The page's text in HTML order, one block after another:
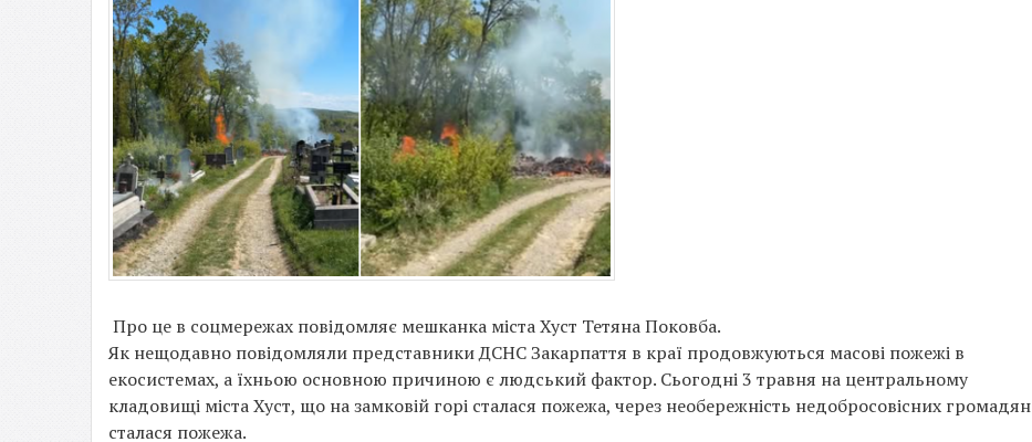
Про це в соцмережах повідомляє мешканка міста Хуст Тетяна Поковба.
Як нещодавно повідомляли представники ДСНС Закарпаття в краї продовжуються масові пожежі в
екосистемах, а їхньою основною причиною є людський фактор. Сьогодні 3 травня на центральному
кладовищі міста Хуст, що на замковій горі сталася пожежа, через необережність недобросовісних громадян
сталася пожежа.